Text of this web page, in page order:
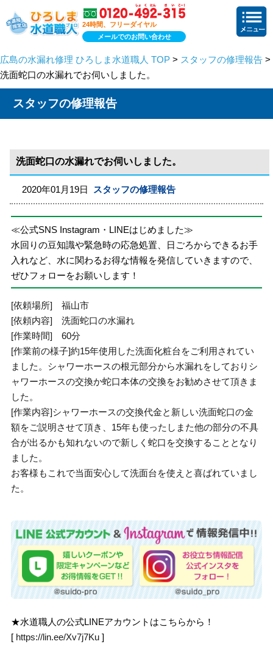
24時間、フリーダイヤル
メールでのお問い合わせ
広島の水漏れ修理 ひろしま水道職人 TOP > スタッフの修理報告 >
洗面蛇口の水漏れでお伺いしました。
スタッフの修理報告
洗面蛇口の水漏れでお伺いしました。
2020年01月19日 スタッフの修理報告
≪公式SNS Instagram・LINEはじめました≫
水回りの豆知識や緊急時の応急処置、日ごろからできるお手
入れなど、水に関わるお得な情報を発信していきますので、
ぜひフォローをお願いします！
[依頼場所] 福山市
[依頼内容] 洗面蛇口の水漏れ
[作業時間] 60分
[作業前の様子]約15年使用した洗面化粧台をご利用されてい
ました。シャワーホースの根元部分から水漏れをしておりシ
ャワーホースの交換か蛇口本体の交換をお勧めさせて頂きま
した。
[作業内容]シャワーホースの交換代金と新しい洗面蛇口の金
額をご説明させて頂き、15年も使ったしまた他の部分の不具
合が出るかも知れないので新しく蛇口を交換することとなり
ました。
お客様もこれで当面安心して洗面台を使えと喜ばれていまし
た。
★水道職人の公式LINEアカウントはこちらから！
[ https://lin.ee/Xv7j7Ku ]